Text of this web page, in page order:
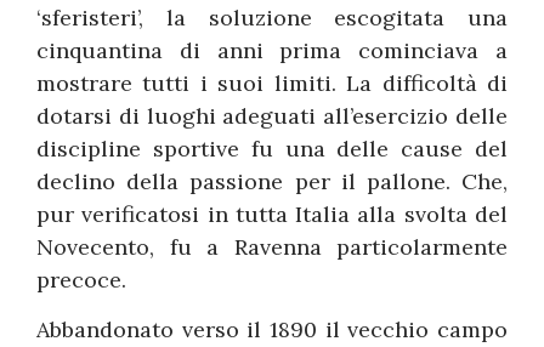
‘sferisteri’, la soluzione escogitata una
cinquantina di anni prima cominciava a
mostrare tutti i suoi limiti. La difficoltà di
dotarsi di luoghi adeguati all’esercizio delle
discipline sportive fu una delle cause del
declino della passione per il pallone. Che,
pur verificatosi in tutta Italia alla svolta del
Novecento, fu a Ravenna particolarmente
precoce.
Abbandonato verso il 1890 il vecchio campo